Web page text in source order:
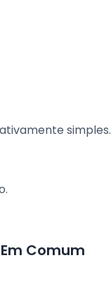
simples.
Comum